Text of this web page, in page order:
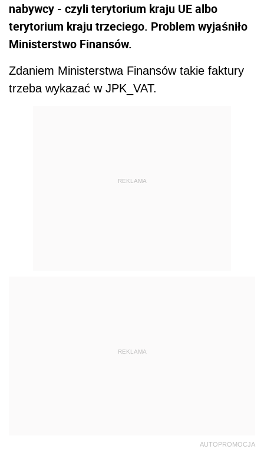
nabywcy - czyli terytorium kraju UE albo
terytorium kraju trzeciego. Problem wyjaśniło
Ministerstwo Finansów.
Zdaniem Ministerstwa Finansów takie faktury
trzeba wykazać w JPK_VAT.
REKLAMA
REKLAMA
AUTOPROMOCJA